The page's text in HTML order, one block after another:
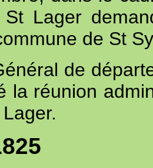
Lager
de St
de
la réunion